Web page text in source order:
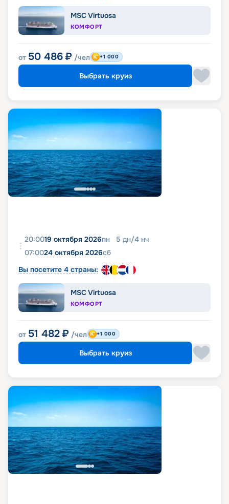
MSC Virtuosa
КОМФОРТ
от 50 486 ₽ /чел +1 000
Выбрать круиз
20:0019 октября 2026пн 5 дн/4 нч
07:0024 октября 2026сб
Вы посетите 4 страны:
MSC Virtuosa
КОМФОРТ
от 51 482 ₽ /чел +1 000
Выбрать круиз